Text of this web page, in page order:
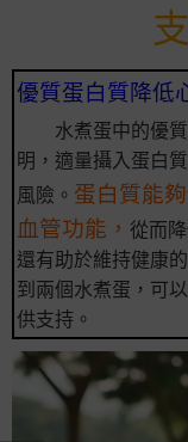
優質蛋白質降低
水煮蛋中的優
明，適量攝入蛋白
風險。 蛋白質能
血管功能， 從而
還有助於維持健康
到兩個水煮蛋，可
供支持。